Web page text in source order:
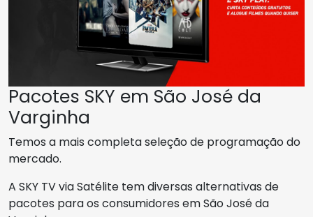
Pacotes SKY em São José da
Varginha
Temos a mais completa seleção de programação do
mercado.
A SKY TV via Satélite tem diversas alternativas de
pacotes para os consumidores em São José da